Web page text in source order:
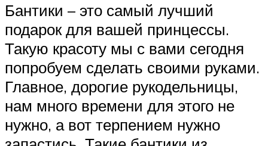
Бантики – это самый лучший
подарок для вашей принцессы.
Такую красоту мы с вами сегодня
попробуем сделать своими руками.
Главное, дорогие рукодельницы,
нам много времени для этого не
нужно, а вот терпением нужно